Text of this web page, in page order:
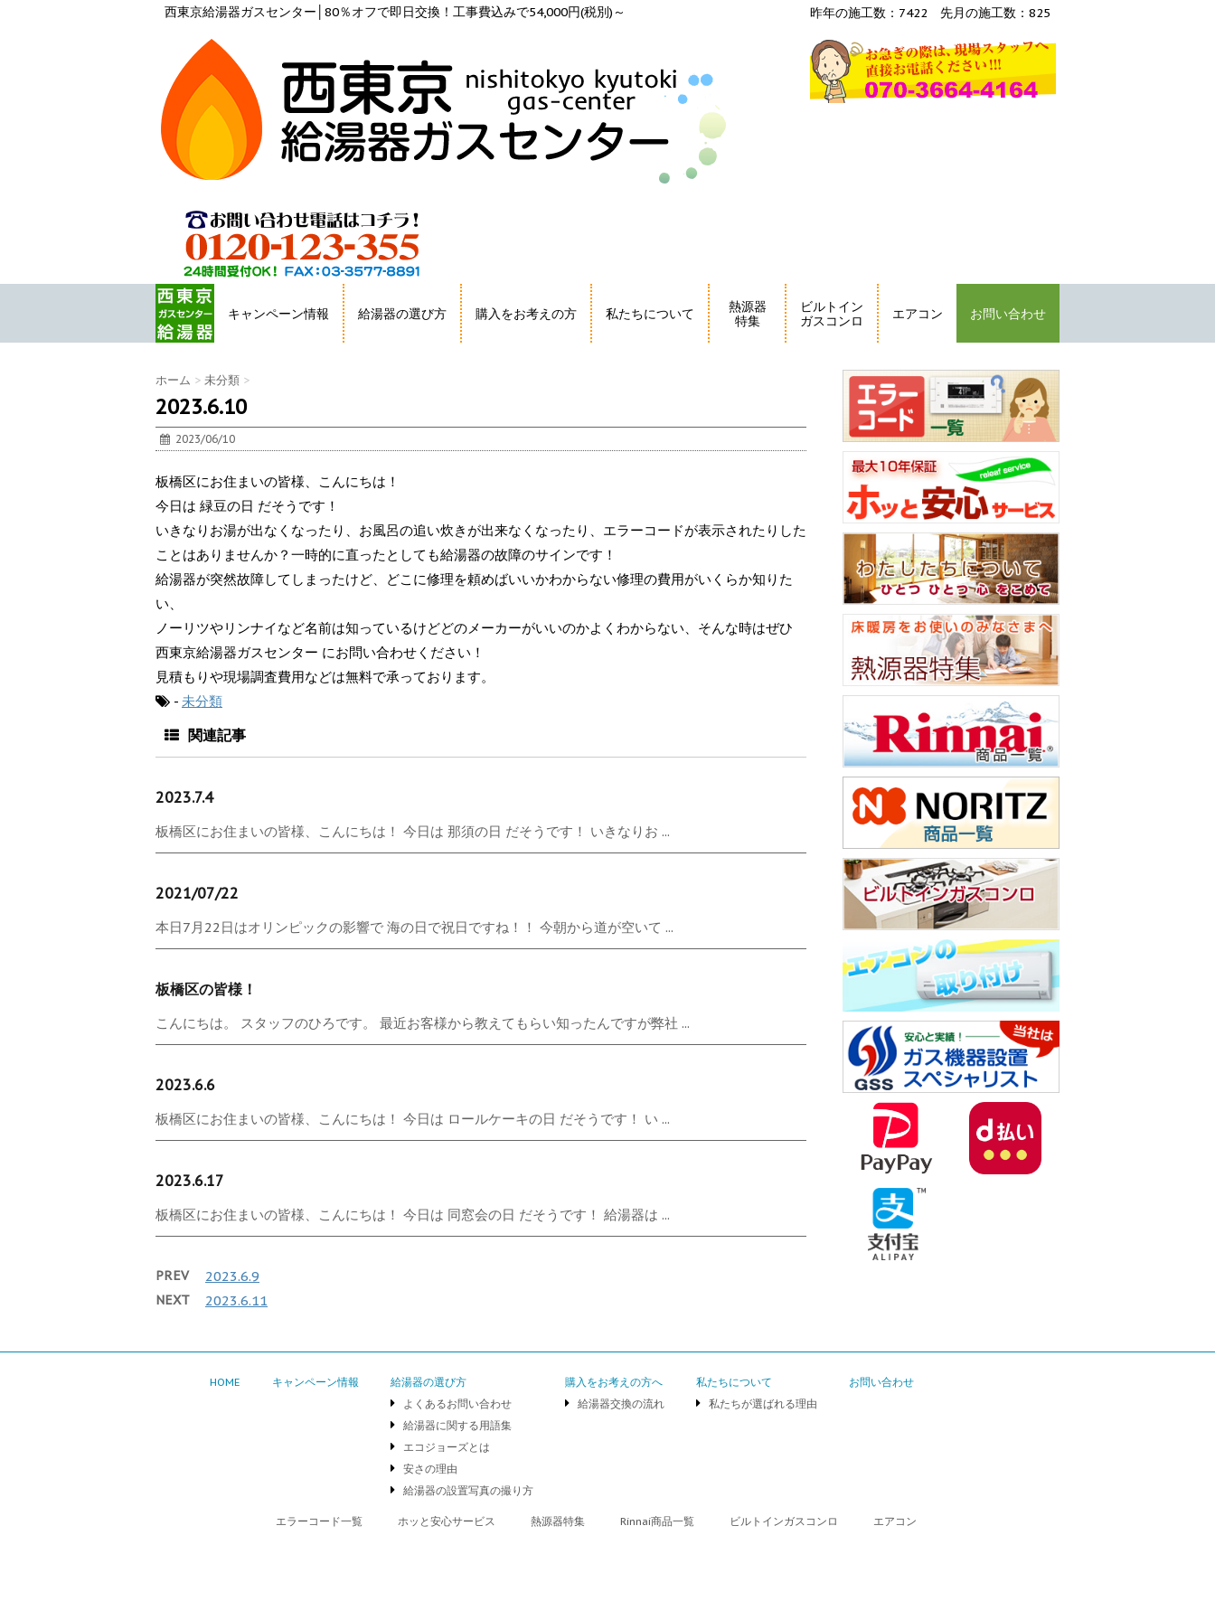
西東京給湯器ガスセンター│80％オフで即日交換！工事費込みで54,000円(税別)～ 昨年の施工数：7422 先月の施工数：825
キャンペーン情報 給湯器の選び方 購入をお考えの方 私たちについて
熱源器
特集
ビルトイン
ガスコンロ
エアコン お問い合わせ
ホーム > 未分類 >
2023.6.10
2023/06/10
板橋区にお住まいの皆様、こんにちは！
今日は 緑豆の日 だそうです！
いきなりお湯が出なくなったり、お風呂の追い炊きが出来なくなったり、エラーコードが表示されたりした
ことはありませんか？一時的に直ったとしても給湯器の故障のサインです！
給湯器が突然故障してしまったけど、どこに修理を頼めばいいかわからない修理の費用がいくらか知りた
い、
ノーリツやリンナイなど名前は知っているけどどのメーカーがいいのかよくわからない、そんな時はぜひ
西東京給湯器ガスセンター にお問い合わせください！
見積もりや現場調査費用などは無料で承っております。
- 未分類
関連記事
2023.7.4
板橋区にお住まいの皆様、こんにちは！ 今日は 那須の日 だそうです！ いきなりお ...
2021/07/22
本日7月22日はオリンピックの影響で 海の日で祝日ですね！！ 今朝から道が空いて ...
板橋区の皆様！
こんにちは。 スタッフのひろです。 最近お客様から教えてもらい知ったんですが弊社 ...
2023.6.6
板橋区にお住まいの皆様、こんにちは！ 今日は ロールケーキの日 だそうです！ い ...
2023.6.17
板橋区にお住まいの皆様、こんにちは！ 今日は 同窓会の日 だそうです！ 給湯器は ...
PREV 2023.6.9
NEXT 2023.6.11
HOME キャンペーン情報
給湯器の選び方
よくあるお問い合わせ
給湯器に関する用語集
エコジョーズとは
安さの理由
給湯器の設置写真の撮り方
購入をお考えの方へ
給湯器交換の流れ
私たちについて
私たちが選ばれる理由
お問い合わせ
エラーコード一覧 ホッと安心サービス 熱源器特集 Rinnai商品一覧 ビルトインガスコンロ エアコン